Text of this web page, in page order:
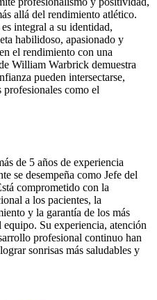
allá del rendimiento atlético.
integral a su identidad,
habilidoso, apasionado y
el rendimiento con una
William Warbrick demuestra
pueden intersectarse,
como el
de 5 años de experiencia
se desempeña como Jefe del
comprometido con la
a los pacientes, la
y la garantía de los más
Su experiencia, atención
profesional continuo han
sonrisas más saludables y